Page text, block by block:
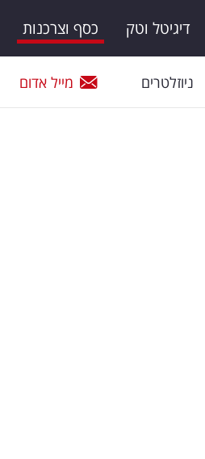
דיגיטל וטק כסף וצרכנות
ניוזלטרים מייל אדום